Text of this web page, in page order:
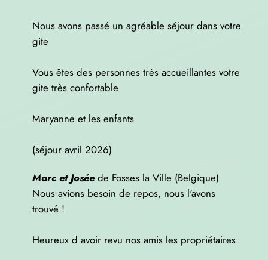
Nous avons passé un agréable séjour dans votre
gite
Vous êtes des personnes très accueillantes votre
gite très confortable
Maryanne et les enfants
(séjour avril 2026)
Marc et Josée de Fosses la Ville (Belgique)
Nous avions besoin de repos, nous l'avons
trouvé !
Heureux d avoir revu nos amis les propriétaires